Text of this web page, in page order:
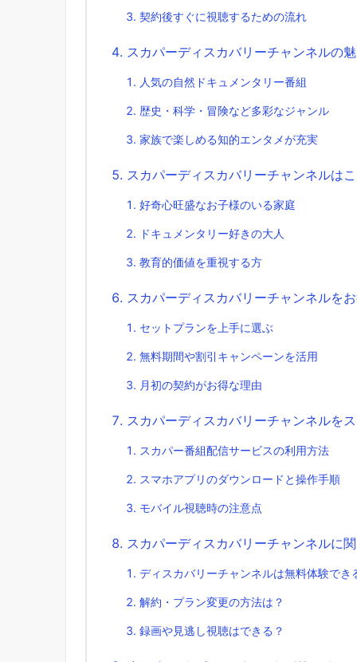
契約後すぐに視聴するための流れ
スカパーディスカバリーチャンネルの
人気の自然ドキュメンタリー番組
歴史・科学・冒険など多彩なジャンル
家族で楽しめる知的エンタメが充実
スカパーディスカバリーチャンネルは
好奇心旺盛なお子様のいる家庭
ドキュメンタリー好きの大人
教育的価値を重視する方
スカパーディスカバリーチャンネルを
セットプランを上手に選ぶ
無料期間や割引キャンペーンを活用
月初の契約がお得な理由
スカパーディスカバリーチャンネルを
スカパー番組配信サービスの利用方法
スマホアプリのダウンロードと操作手順
モバイル視聴時の注意点
スカパーディスカバリーチャンネルに
ディスカバリーチャンネルは無料体験でき
解約・プラン変更の方法は？
録画や見逃し視聴はできる？